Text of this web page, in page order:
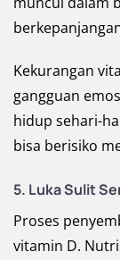
Kekurangan
gangguan
hidup sehari-
bisa berisiko
5. Luka Sulit
Proses
vitamin D.